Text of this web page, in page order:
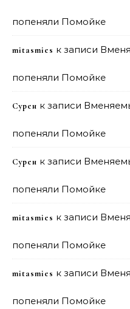
попеняли Помойке
mitasmies к записи
попеняли Помойке
Сурен к записи
попеняли Помойке
Сурен к записи
попеняли Помойке
mitasmies к записи
попеняли Помойке
mitasmies к записи
попеняли Помойке